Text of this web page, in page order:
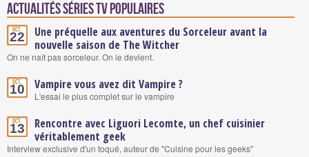
Actualités Séries TV populaires
Oct.
22
Une préquelle aux aventures du Sorceleur avant la
nouvelle saison de The Witcher
On ne naît pas sorceleur. On le devient.
Oct.
10 Vampire vous avez dit Vampire ?
L'essai le plus complet sur le vampire
Oct.
13
Rencontre avec Liguori Lecomte, un chef cuisinier
véritablement geek
Interview exclusive d'un toqué, auteur de "Cuisine pour les geeks"